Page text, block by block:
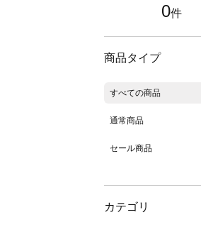
0件
商品タイプ
すべての商品
通常商品
セール商品
カテゴリ